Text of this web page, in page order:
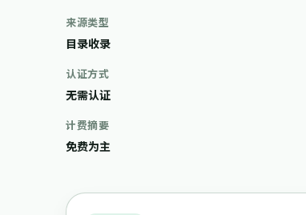
来源类型
目录收录
认证方式
无需认证
计费摘要
免费为主